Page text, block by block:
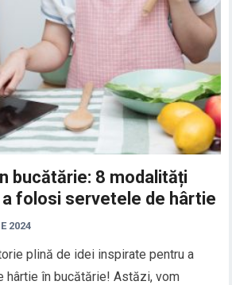
bucătărie: 8 modalități
folosi servetele de hârtie
2024
plină de idei inspirate pentru a
în bucătărie! Astăzi, vom